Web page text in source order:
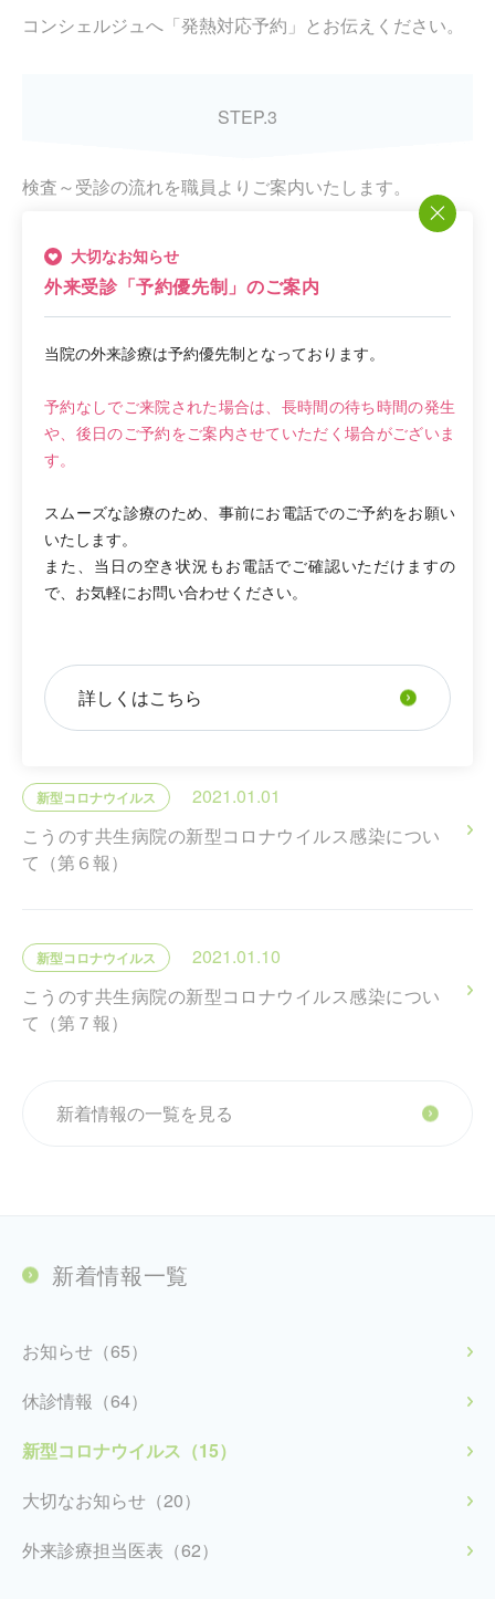
コンシェルジュへ「発熱対応予約」とお伝えください。
STEP.3
検査～受診の流れを職員よりご案内いたします。
記事をシェアする
RELATED INFORMATION
関連するお知らせ
緊急 こうのす共生病院の新型コロナウイルス感染
について（第３報）
新型コロナウイルス
2021.01.01
こうのす共生病院の新型コロナウイルス感染につい
て（第６報）
新型コロナウイルス
2021.01.10
こうのす共生病院の新型コロナウイルス感染につい
て（第７報）
新着情報の一覧を見る
新着情報一覧
お知らせ（65）
休診情報（64）
新型コロナウイルス（15）
大切なお知らせ（20）
外来診療担当医表（62）
大切なお知らせ
外来受診「予約優先制」のご案内
当院の外来診療は予約優先制となっております。
予約なしでご来院された場合は、長時間の待ち時間の発生
や、後日のご予約をご案内させていただく場合がございま
す。
スムーズな診療のため、事前にお電話でのご予約をお願い
いたします。
また、当日の空き状況もお電話でご確認いただけますの
で、お気軽にお問い合わせください。
詳しくはこちら